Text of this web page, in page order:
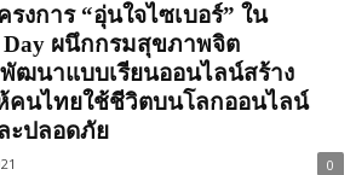
รงการ “อุ่นใจไซเบอร์” ใน
Day ผนึกกรมสุขภาพจิต
ฒนาแบบเรียนออนไลน์สร้าง
นไทยใช้ชีวิตบนโลกออนไลน์
ะปลอดภัย
0